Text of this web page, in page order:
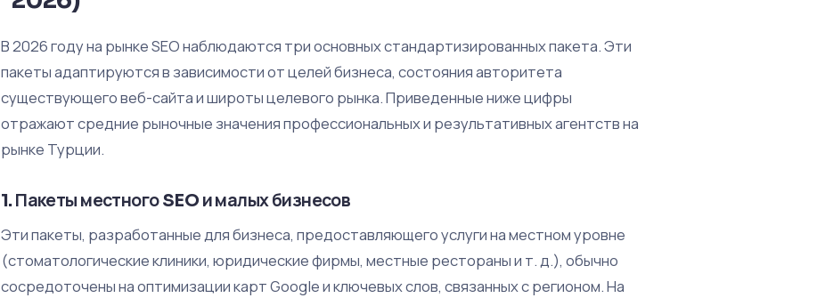
В 2026 году на рынке SEO наблюдаются три основных стандартизированных пакета. Эти
пакеты адаптируются в зависимости от целей бизнеса, состояния авторитета
существующего веб-сайта и широты целевого рынка. Приведенные ниже цифры
отражают средние рыночные значения профессиональных и результативных агентств на
рынке Турции.
1. Пакеты местного SEO и малых бизнесов
Эти пакеты, разработанные для бизнеса, предоставляющего услуги на местном уровне
(стоматологические клиники, юридические фирмы, местные рестораны и т. д.), обычно
сосредоточены на оптимизации карт Google и ключевых слов, связанных с регионом. На